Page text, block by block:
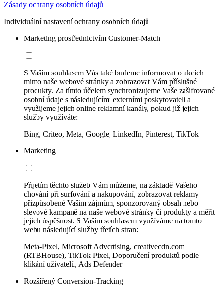
Zásady ochrany osobních údajů
Individuální nastavení ochrany osobních údajů
Marketing prostřednictvím Customer-Match
S Vaším souhlasem Vás také budeme informovat o akcích
mimo naše webové stránky a zobrazovat Vám příslušné
produkty. Za tímto účelem synchronizujeme Vaše zašifrované
osobní údaje s následujícími externími poskytovateli a
využijeme jejich online reklamní kanály, pokud již jejich
služby využíváte:
Bing, Criteo, Meta, Google, LinkedIn, Pinterest, TikTok
Marketing
Přijetím těchto služeb Vám můžeme, na základě Vašeho
chování při surfování a nakupování, zobrazovat reklamy
přizpůsobené Vašim zájmům, sponzorovaný obsah nebo
slevové kampaně na naše webové stránky či produkty a měřit
jejich úspěšnost. S Vaším souhlasem využíváme na tomto
webu následující služby třetích stran:
Meta-Pixel, Microsoft Advertising, creativecdn.com
(RTBHouse), TikTok Pixel, Doporučení produktů podle
klikání uživatelů, Ads Defender
Rozšířený Conversion-Tracking